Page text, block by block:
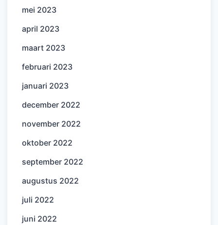
mei 2023
april 2023
maart 2023
februari 2023
januari 2023
december 2022
november 2022
oktober 2022
september 2022
augustus 2022
juli 2022
juni 2022